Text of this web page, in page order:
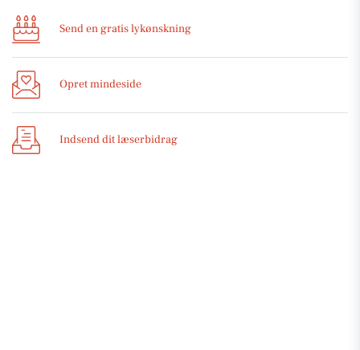
Send en gratis lykønskning
Opret mindeside
Indsend dit læserbidrag